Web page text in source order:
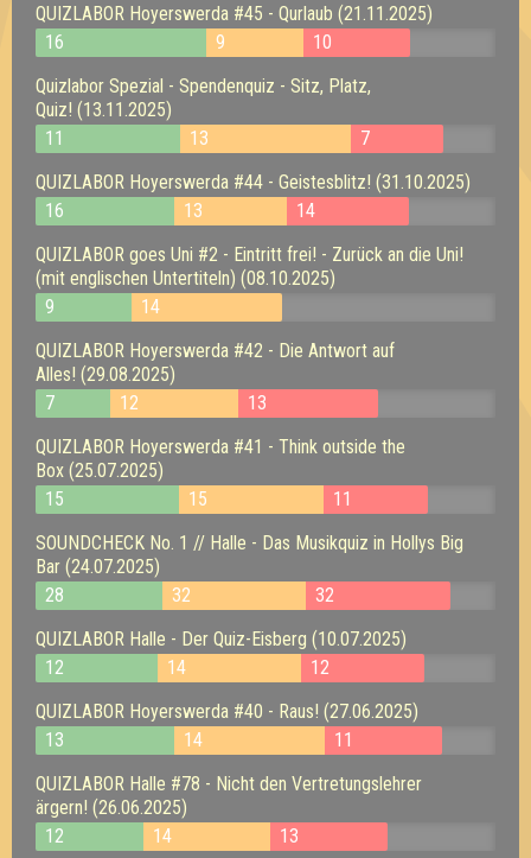
QUIZLABOR Hoyerswerda #45 - Qurlaub (21.11.2025)
16
9
10
Quizlabor Spezial - Spendenquiz - Sitz, Platz,
Quiz! (13.11.2025)
11
13
7
QUIZLABOR Hoyerswerda #44 - Geistesblitz! (31.10.2025)
16
13
14
QUIZLABOR goes Uni #2 - Eintritt frei! - Zurück an die Uni!
(mit englischen Untertiteln) (08.10.2025)
9
14
QUIZLABOR Hoyerswerda #42 - Die Antwort auf
Alles! (29.08.2025)
7
12
13
QUIZLABOR Hoyerswerda #41 - Think outside the
Box (25.07.2025)
15
15
11
SOUNDCHECK No. 1 // Halle - Das Musikquiz in Hollys Big
Bar (24.07.2025)
28
32
32
QUIZLABOR Halle - Der Quiz-Eisberg (10.07.2025)
12
14
12
QUIZLABOR Hoyerswerda #40 - Raus! (27.06.2025)
13
14
11
QUIZLABOR Halle #78 - Nicht den Vertretungslehrer
ärgern! (26.06.2025)
12
14 13